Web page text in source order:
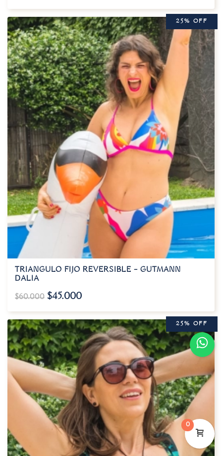
25% OFF
TRIANGULO FIJO REVERSIBLE – GUTMANN
DALIA
$60.000 $45.000
25% OFF
0